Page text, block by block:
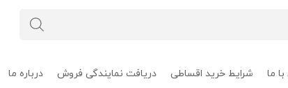
ما شرایط خرید اقساطی دریافت نمایندگی فروش درباره ما